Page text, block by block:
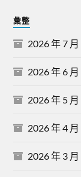
彙整
2026 年 7 月
2026 年 6 月
2026 年 5 月
2026 年 4 月
2026 年 3 月